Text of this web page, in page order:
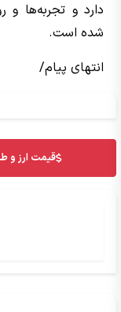
دارد و تجربه‌ها
شده است.
انتهای پیام/
قیمت ارز و